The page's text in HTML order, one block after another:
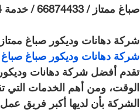
صباغ ممتاز / 66874433 / خدمة 24 ساعة
شركة دهانات وديكور صباغ ممتاز
شركة دهانات وديكور صباغ صباغ ممتاز / 66874433 /
تقدم أفضل شركة دهانات
الوقت، ومن أهم الخدمات التي
الشركة بأن لديها أكبر فريق